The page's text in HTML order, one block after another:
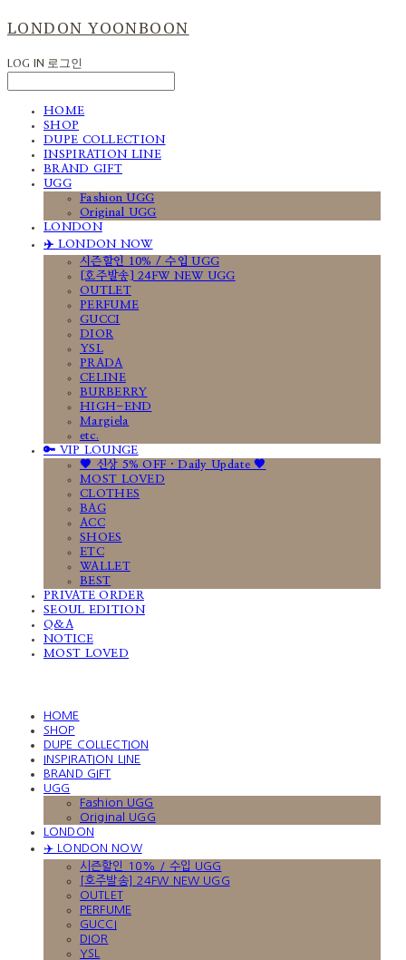
LONDON YOONBOON
LOG IN 로그인
HOME
SHOP
DUPE COLLECTION
INSPIRATION LINE
BRAND GIFT
UGG
Fashion UGG
Original UGG
LONDON
✈️ LONDON NOW
시즌할인 10% / 수입 UGG
[호주발송] 24FW NEW UGG
OUTLET
PERFUME
GUCCI
DIOR
YSL
PRADA
CELINE
BURBERRY
HIGH-END
Margiela
etc.
🔑 VIP LOUNGE
🤎 신상 5% OFF · Daily Update 🤎
MOST LOVED
CLOTHES
BAG
ACC
SHOES
ETC
WALLET
BEST
PRIVATE ORDER
SEOUL EDITION
Q&A
NOTICE
MOST LOVED
HOME
SHOP
DUPE COLLECTION
INSPIRATION LINE
BRAND GIFT
UGG
Fashion UGG
Original UGG
LONDON
✈️ LONDON NOW
시즌할인 10% / 수입 UGG
[호주발송] 24FW NEW UGG
OUTLET
PERFUME
GUCCI
DIOR
YSL